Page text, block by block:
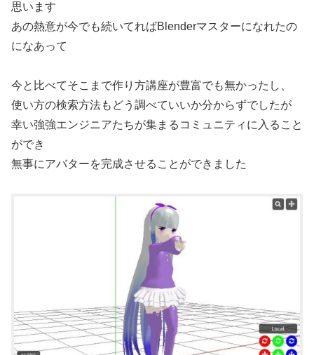
思います
あの熱意が今でも続いてればBlenderマスターになれたの
になあって
今と比べてそこまで作り方講座が豊富でも無かったし、
使い方の検索方法もどう調べていいか分からずでしたが
幸い強強エンジニアたちが集まるコミュニティに入ること
ができ
無事にアバターを完成させることができました